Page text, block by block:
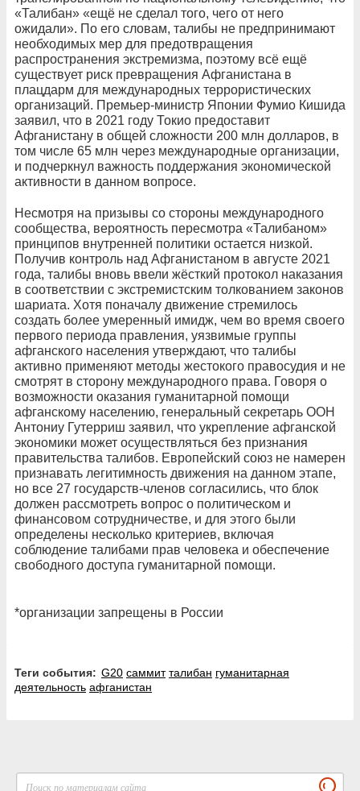
«Талибан» «ещё не сделал того, чего от него
ожидали». По его словам, талибы не предпринимают
необходимых мер для предотвращения
распространения экстремизма, поэтому всё ещё
существует риск превращения Афганистана в
плацдарм для международных террористических
организаций. Премьер-министр Японии Фумио Кишида
заявил, что в 2021 году Токио предоставит
Афганистану в общей сложности 200 млн долларов, в
том числе 65 млн через международные организации,
и подчеркнул важность поддержания экономической
активности в данном вопросе.
Несмотря на призывы со стороны международного
сообщества, вероятность пересмотра «Талибаном»
принципов внутренней политики остается низкой.
Получив контроль над Афганистаном в августе 2021
года, талибы вновь ввели жёсткий протокол наказания
в соответствии с экстремистским толкованием законов
шариата. Хотя поначалу движение стремилось
создать более умеренный имидж, чем во время своего
первого периода правления, уязвимые группы
афганского населения утверждают, что талибы
активно применяют методы жестокого правосудия и не
смотрят в сторону международного права. Говоря о
возможности оказания гуманитарной помощи
афганскому населению, генеральный секретарь ООН
Антониу Гутерриш заявил, что укрепление афганской
экономики может осуществляться без признания
правительства талибов. Европейский союз не намерен
признавать легитимность движения на данном этапе,
но все 27 государств-членов согласились, что блок
должен рассмотреть вопрос о политическом и
финансовом сотрудничестве, и для этого были
определены несколько критериев, включая
соблюдение талибами прав человека и обеспечение
свободного доступа гуманитарной помощи.
*организации запрещены в России
Теги события: G20 саммит талибан гуманитарная
деятельность афганистан